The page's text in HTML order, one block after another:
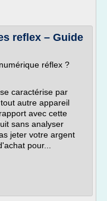
reflex – Guide
réflex ?
caractérise par
autre appareil
avec cette
sans analyser
jeter votre argent
pour...